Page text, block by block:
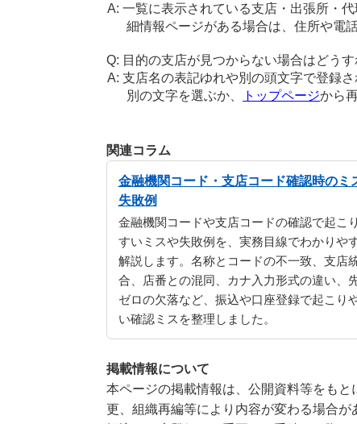
一覧に表示されている支店・出張所・
細情報ページがある場合は、住所や電
目的の支店が見つからない場合はどう
支店名の表記ゆれや別の頭文字で登録
別の文字を選ぶか、
トップページから
関連コラム
金融機関コード・支店コード確認時のミ
失敗例
金融機関コードや支店コードの確認で起こ
すいミスや失敗例を、実務目線でわかりや
解説します。名称とコードの不一致、支店
合、店番との混同、カナ入力形式の違い、
ゼロの欠落など、振込や口座登録で起こり
い確認ミスを整理しました。
掲載情報について
本ページの掲載情報は、公開資料等をも
更、組織再編等により内容が変わる場合が